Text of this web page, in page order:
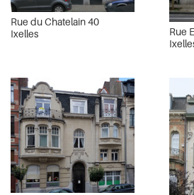
Rue du Chatelain 40
Ixelles
Rue